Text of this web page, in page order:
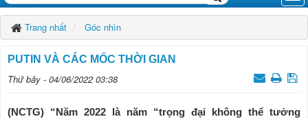
Trang nhất Góc nhìn
PUTIN VÀ CÁC MỐC THỜI GIAN
Thứ bảy - 04/06/2022 03:38
(NCTG) “Năm 2022 là năm “trọng đại không thể tưởng